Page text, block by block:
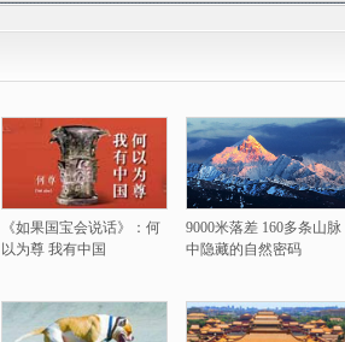
《如果国宝会说话》：何
以为尊 我有中国
9000米落差 160多条山脉
中隐藏的自然密码